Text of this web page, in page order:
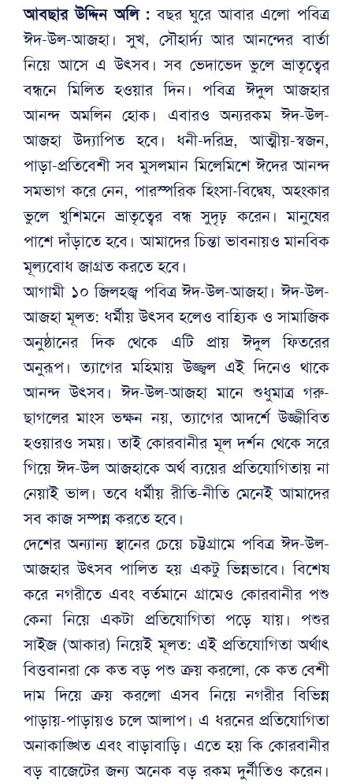
আবছার উদ্দিন অলি : বছর ঘুরে আবার এলো পবিত্র
ঈদ-উল-আজহা। সুখ, সৌহার্দ্য আর আনন্দের বার্তা
নিয়ে আসে এ উৎসব। সব ভেদাভেদ ভুলে ভ্রাতৃত্বের
বন্ধনে মিলিত হওয়ার দিন। পবিত্র ঈদুল আজহার
আনন্দ অমলিন হোক। এবারও অন্যরকম ঈদ-উল-
আজহা উদ্যাপিত হবে। ধনী-দরিদ্র, আত্মীয়-স্বজন,
পাড়া-প্রতিবেশী সব মুসলমান মিলেমিশে ঈদের আনন্দ
সমভাগ করে নেন, পারস্পরিক হিংসা-বিদ্বেষ, অহংকার
ভুলে খুশিমনে ভ্রাতৃত্বের বন্ধ সুদৃঢ় করেন। মানুষের
পাশে দাঁড়াতে হবে। আমাদের চিন্তা ভাবনায়ও মানবিক
মূল্যবোধ জাগ্রত করতে হবে।
আগামী ১০ জিলহজ্ব পবিত্র ঈদ-উল-আজহা। ঈদ-উল-
আজহা মূলত: ধর্মীয় উৎসব হলেও বাহ্যিক ও সামাজিক
অনুষ্ঠানের দিক থেকে এটি প্রায় ঈদুল ফিতরের
অনুরূপ। ত্যাগের মহিমায় উজ্জ্বল এই দিনেও থাকে
আনন্দ উৎসব। ঈদ-উল-আজহা মানে শুধুমাত্র গরু-
ছাগলের মাংস ভক্ষন নয়, ত্যাগের আদর্শে উজ্জীবিত
হওয়ারও সময়। তাই কোরবানীর মূল দর্শন থেকে সরে
গিয়ে ঈদ-উল আজহাকে অর্থ ব্যয়ের প্রতিযোগিতায় না
নেয়াই ভাল। তবে ধর্মীয় রীতি-নীতি মেনেই আমাদের
সব কাজ সম্পন্ন করতে হবে।
দেশের অন্যান্য স্থানের চেয়ে চট্টগ্রামে পবিত্র ঈদ-উল-
আজহার উৎসব পালিত হয় একটু ভিন্নভাবে। বিশেষ
করে নগরীতে এবং বর্তমানে গ্রামেও কোরবানীর পশু
কেনা নিয়ে একটা প্রতিযোগিতা পড়ে যায়। পশুর
সাইজ (আকার) নিয়েই মূলত: এই প্রতিযোগিতা অর্থাৎ
বিত্তবানরা কে কত বড় পশু ক্রয় করলো, কে কত বেশী
দাম দিয়ে ক্রয় করলো এসব নিয়ে নগরীর বিভিন্ন
পাড়ায়-পাড়ায়ও চলে আলাপ। এ ধরনের প্রতিযোগিতা
অনাকাঙ্খিত এবং বাড়াবাড়ি। এতে হয় কি কোরবানীর
বড় বাজেটের জন্য অনেক বড় রকম দুর্নীতিও করেন।